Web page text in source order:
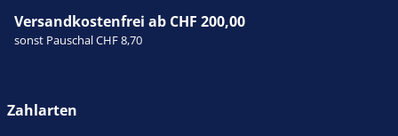
Versandkostenfrei ab CHF 200,00
sonst Pauschal CHF 8,70
Zahlarten